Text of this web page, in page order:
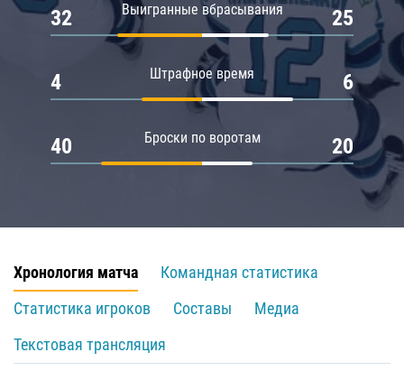
Выигранные вбрасывания
32 25
Штрафное время
4 6
Броски по воротам
40 20
Хронология матча
Командная статистика
Статистика игроков
Составы
Медиа
Текстовая трансляция